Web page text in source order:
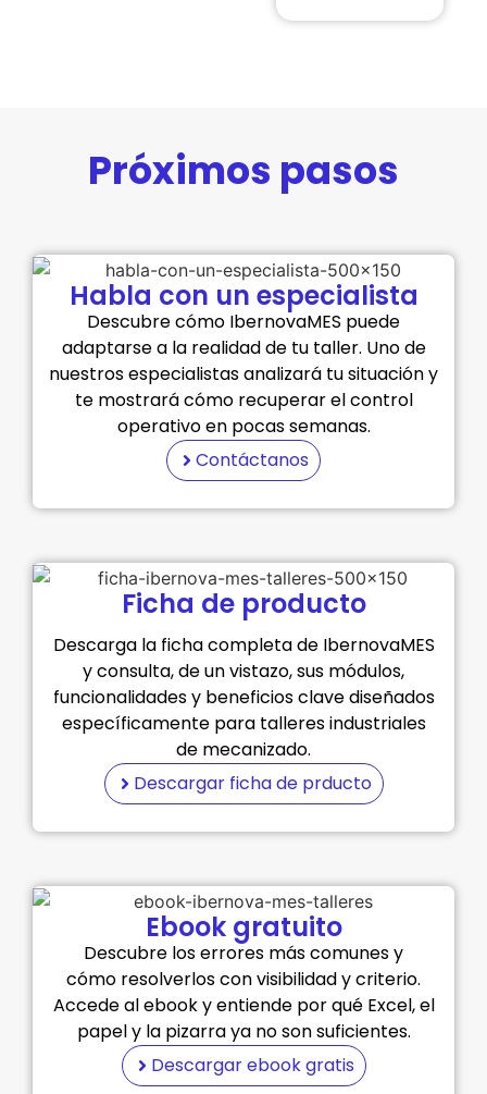
Próximos pasos
Habla con un especialista
Descubre cómo IbernovaMES puede
adaptarse a la realidad de tu taller. Uno de
nuestros especialistas analizará tu situación y
te mostrará cómo recuperar el control
operativo en pocas semanas.
Contáctanos
Ficha de producto
Descarga la ficha completa de IbernovaMES
y consulta, de un vistazo, sus módulos,
funcionalidades y beneficios clave diseñados
específicamente para talleres industriales
de mecanizado.
Descargar ficha de prducto
Ebook gratuito
Descubre los errores más comunes y
cómo resolverlos con visibilidad y criterio.
Accede al ebook y entiende por qué Excel, el
papel y la pizarra ya no son suficientes.
Descargar ebook gratis